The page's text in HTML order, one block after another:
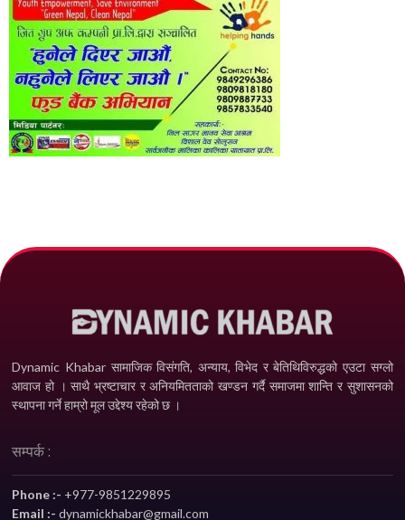
Dynamic Khabar सामाजिक विसंगति, अन्याय, विभेद­ र बेतिथिविरुद्धको एउटा सग्लो
आवाज हो । साथै भ्रष्टाचार र अनियमितताको खण्डन गर्दै समाजमा शान्ति र सुशासनको
स्थापना गर्ने हाम्रो मूल उद्देश्य रहेको छ ।
सम्पर्क :
Phone :- +977-9851229895
Email :-dynamickhabar@gmail.com